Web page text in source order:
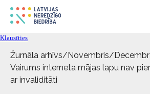
Tehniskie palīglīdzekļi
Aktualitātes
Pakalpojumi
Klausīties
Žurnāla arhīvs/Novembris/
Vairums interneta mājas lapu nav
ar invaliditāti